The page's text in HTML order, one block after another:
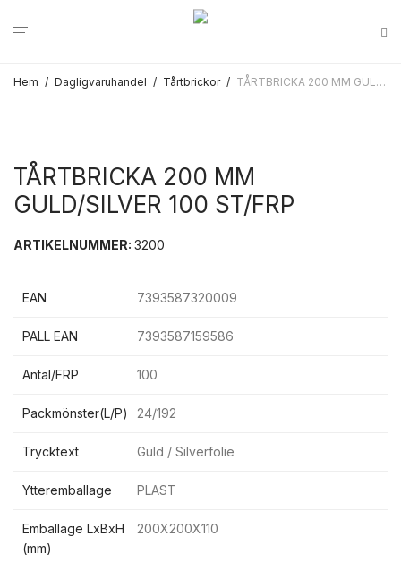
Hem / Dagligvaruhandel / Tårtbrickor / TÅRTBRICKA 200 MM GULD/SILVER 100 ST/FRP
TÅRTBRICKA 200 MM
GULD/SILVER 100 ST/FRP
ARTIKELNUMMER: 3200
EAN 7393587320009
PALL EAN 7393587159586
Antal/FRP 100
Packmönster(L/P) 24/192
Trycktext Guld / Silverfolie
Ytteremballage PLAST
Emballage LxBxH
(mm)
200X200X110